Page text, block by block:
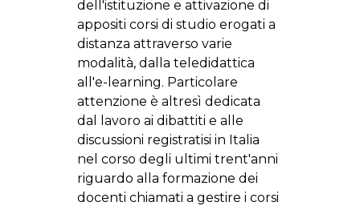
dell'istituzione e attivazione di
appositi corsi di studio erogati a
distanza attraverso varie
modalità, dalla teledidattica
all'e-learning. Particolare
attenzione è altresì dedicata
dal lavoro ai dibattiti e alle
discussioni registratisi in Italia
nel corso degli ultimi trent'anni
riguardo alla formazione dei
docenti chiamati a gestire i corsi